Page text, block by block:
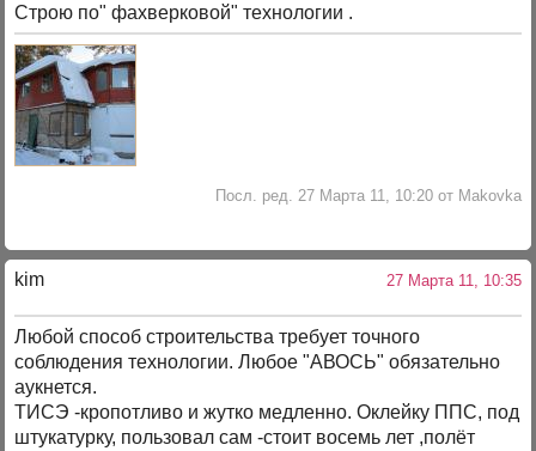
Строю по" фахверковой" технологии .
Посл. ред. 27 Марта 11, 10:20 от Makovka
kim 27 Марта 11, 10:35
Любой способ строительства требует точного
соблюдения технологии. Любое "АВОСЬ" обязательно
аукнется.
ТИСЭ -кропотливо и жутко медленно. Оклейку ППС, под
штукатурку, пользовал сам -стоит восемь лет ,полёт